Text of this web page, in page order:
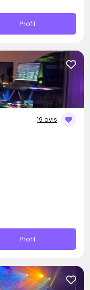
Profil
19 avis
Profil